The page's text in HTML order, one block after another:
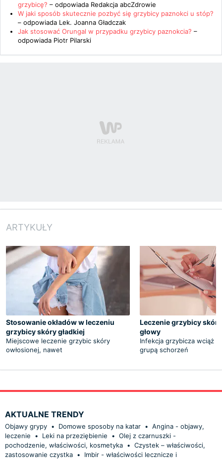
grzybicę? – odpowiada Redakcja abcZdrowie
W jaki sposób skutecznie pozbyć się grzybicy paznokci u stóp?
– odpowiada Lek. Joanna Gładczak
Jak stosować Orungal w przypadku grzybicy paznokcia? –
odpowiada Piotr Pilarski
ARTYKUŁY
Stosowanie okładów w leczeniu
grzybicy skóry gładkiej
Miejscowe leczenie grzybic skóry
owłosionej, nawet
Leczenie grzybicy
głowy
Infekcja grzybicza wciąż
grupą schorzeń
AKTUALNE TRENDY
Objawy grypy • Domowe sposoby na katar • Angina - objawy,
leczenie
• Leki na przeziębienie • Olej z czarnuszki -
pochodzenie, właściwości, kosmetyka • Czystek – właściwości,
zastosowanie czystka •
Imbir - właściwości lecznicze i